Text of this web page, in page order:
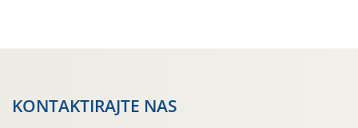
KONTAKTIRAJTE NAS